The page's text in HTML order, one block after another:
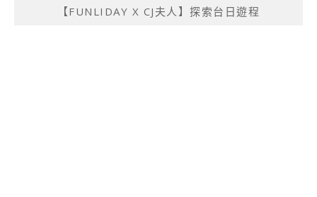
【FUNLIDAY X CJ夫人】探索台日遊程